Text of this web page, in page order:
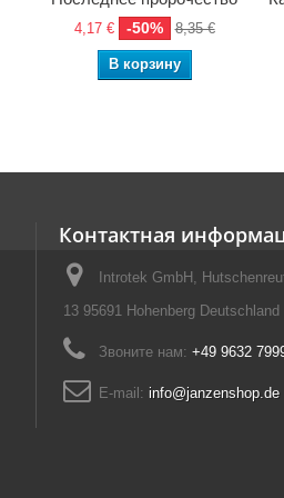
4,17 € -50% 8,35 €
В корзину
Контактная
Introtek GmbH,
13 95691 Hohenberg Deutschland
Звоните нам: +49 9632
E-mail: info@janzenshop.de